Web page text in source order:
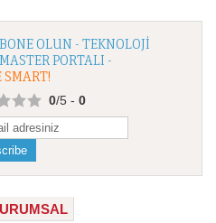
OLUN - TEKNOLOJI
PORTALI -
SMART!
0/5 - 0